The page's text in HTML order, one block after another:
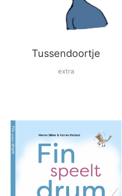
Tussendoortje
extra